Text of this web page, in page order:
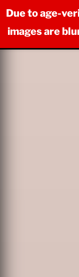
Salta
al
Due to age-
images are